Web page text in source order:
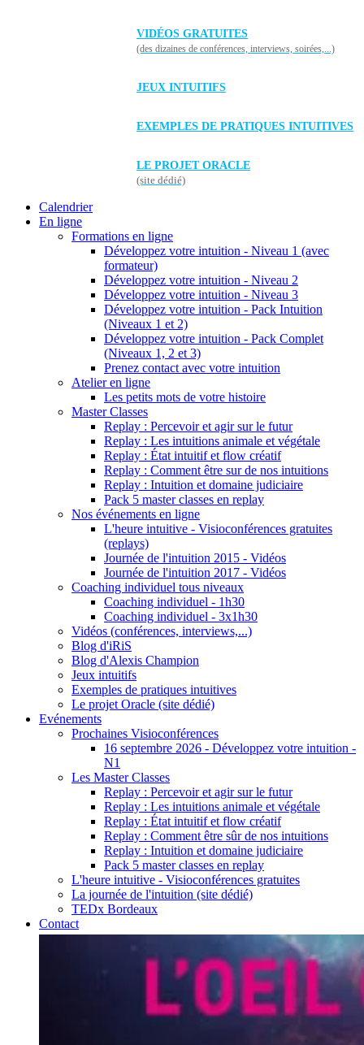
VIDÉOS GRATUITES
(des dizaines de conférences, interviews, soirées,...)
JEUX INTUITIFS
EXEMPLES DE PRATIQUES INTUITIVES
LE PROJET ORACLE
(site dédié)
Calendrier
En ligne
Formations en ligne
Développez votre intuition - Niveau 1 (avec
formateur)
Développez votre intuition - Niveau 2
Développez votre intuition - Niveau 3
Développez votre intuition - Pack Intuition
(Niveaux 1 et 2)
Développez votre intuition - Pack Complet
(Niveaux 1, 2 et 3)
Prenez contact avec votre intuition
Atelier en ligne
Les petits mots de votre histoire
Master Classes
Replay : Percevoir et agir sur le futur
Replay : Les intuitions animale et végétale
Replay : État intuitif et flow créatif
Replay : Comment être sur de nos intuitions
Replay : Intuition et domaine judiciaire
Pack 5 master classes en replay
Nos événements en ligne
L'heure intuitive - Visioconférences gratuites
(replays)
Journée de l'intuition 2015 - Vidéos
Journée de l'intuition 2017 - Vidéos
Coaching individuel tous niveaux
Coaching individuel - 1h30
Coaching individuel - 3x1h30
Vidéos (conférences, interviews,...)
Blog d'iRiS
Blog d'Alexis Champion
Jeux intuitifs
Exemples de pratiques intuitives
Le projet Oracle (site dédié)
Evénements
Prochaines Visioconférences
16 septembre 2026 - Développez votre intuition -
N1
Les Master Classes
Replay : Percevoir et agir sur le futur
Replay : Les intuitions animale et végétale
Replay : État intuitif et flow créatif
Replay : Comment être sûr de nos intuitions
Replay : Intuition et domaine judiciaire
Pack 5 master classes en replay
L'heure intuitive - Visioconférences gratuites
La journée de l'intuition (site dédié)
TEDx Bordeaux
Contact